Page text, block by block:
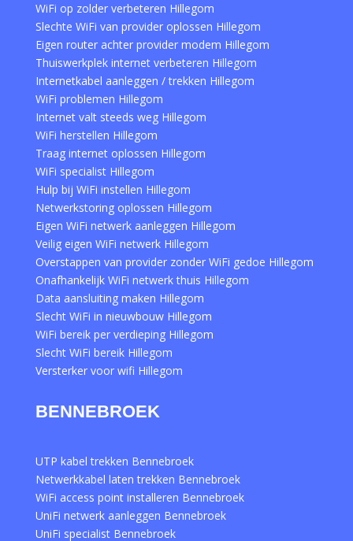
WiFi op zolder verbeteren Hillegom
Slechte WiFi van provider oplossen Hillegom
Eigen router achter provider modem Hillegom
Thuiswerkplek internet verbeteren Hillegom
Internetkabel aanleggen / trekken Hillegom
WiFi problemen Hillegom
Internet valt steeds weg Hillegom
WiFi herstellen Hillegom
Traag internet oplossen Hillegom
WiFi specialist Hillegom
Hulp bij WiFi instellen Hillegom
Netwerkstoring oplossen Hillegom
Eigen WiFi netwerk aanleggen Hillegom
Veilig eigen WiFi netwerk Hillegom
Overstappen van provider zonder WiFi gedoe Hillegom
Onafhankelijk WiFi netwerk thuis Hillegom
Data aansluiting maken Hillegom
Slecht WiFi in nieuwbouw Hillegom
WiFi bereik per verdieping Hillegom
Slecht WiFi bereik Hillegom
Versterker voor wifi Hillegom
BENNEBROEK
UTP kabel trekken Bennebroek
Netwerkkabel laten trekken Bennebroek
WiFi access point installeren Bennebroek
UniFi netwerk aanleggen Bennebroek
UniFi specialist Bennebroek